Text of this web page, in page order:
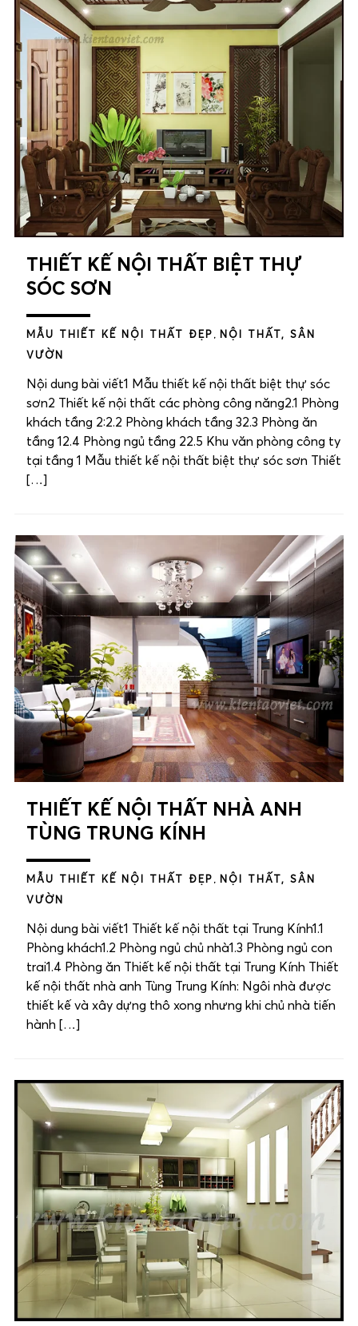
THIẾT KẾ NỘI THẤT BIỆT THỰ
SÓC SƠN
MẪU THIẾT KẾ NỘI THẤT ĐẸP , NỘI THẤT, SÂN
VƯỜN
Nội dung bài viết1 Mẫu thiết kế nội thất biệt thự sóc
sơn2 Thiết kế nội thất các phòng công năng2.1 Phòng
khách tầng 2:2.2 Phòng khách tầng 32.3 Phòng ăn
tầng 12.4 Phòng ngủ tầng 22.5 Khu văn phòng công ty
tại tầng 1 Mẫu thiết kế nội thất biệt thự sóc sơn Thiết
[…]
THIẾT KẾ NỘI THẤT NHÀ ANH
TÙNG TRUNG KÍNH
MẪU THIẾT KẾ NỘI THẤT ĐẸP , NỘI THẤT, SÂN
VƯỜN
Nội dung bài viết1 Thiết kế nội thất tại Trung Kính1.1
Phòng khách1.2 Phòng ngủ chủ nhà1.3 Phòng ngủ con
trai1.4 Phòng ăn Thiết kế nội thất tại Trung Kính Thiết
kế nội thất nhà anh Tùng Trung Kính: Ngôi nhà được
thiết kế và xây dựng thô xong nhưng khi chủ nhà tiến
hành […]